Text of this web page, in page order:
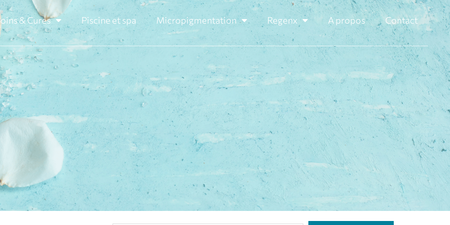
& Cures Piscine et spa Micropigmentation Regenx A propos Contact